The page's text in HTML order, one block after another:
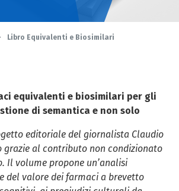
Libro Equivalenti e Biosimilari
equivalenti e biosimilari per gli
di semantica e non solo
editoriale del giornalista Claudio
grazie al contributo non condizionato
Il volume propone un’analisi
del valore dei farmaci a brevetto